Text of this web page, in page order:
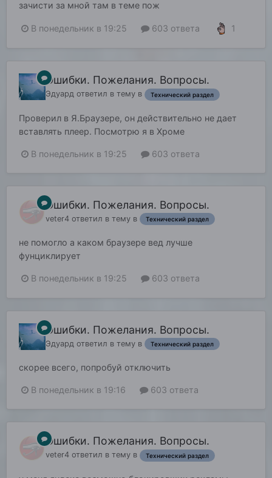
зачисти за мной там в теме пож
В понедельник в 19:25 603 ответа 1
Ошибки. Пожелания. Вопросы.
Эдуард ответил в тему в Технический раздел
Проверил в Я.Браузере, он действительно не дает
вставлять плеер. Посмотрю я в Хроме
В понедельник в 19:25 603 ответа
Ошибки. Пожелания. Вопросы.
veter4 ответил в тему в Технический раздел
не помогло а каком браузере вед лучше
фунциклирует
В понедельник в 19:25 603 ответа
Ошибки. Пожелания. Вопросы.
Эдуард ответил в тему в Технический раздел
скорее всего, попробуй отключить
В понедельник в 19:16 603 ответа
Ошибки. Пожелания. Вопросы.
veter4 ответил в тему в Технический раздел